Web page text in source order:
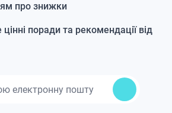
про знижки
поради та рекомендації від